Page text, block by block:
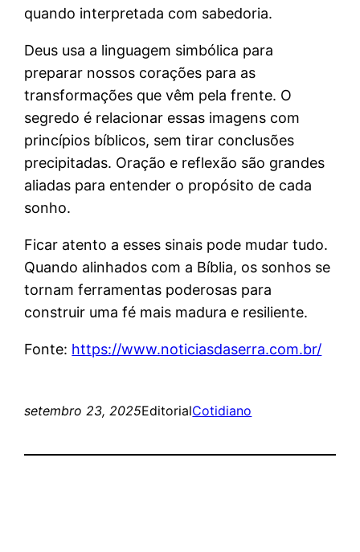
quando interpretada com sabedoria.
Deus usa a linguagem simbólica para
preparar nossos corações para as
transformações que vêm pela frente. O
segredo é relacionar essas imagens com
princípios bíblicos, sem tirar conclusões
precipitadas. Oração e reflexão são grandes
aliadas para entender o propósito de cada
sonho.
Ficar atento a esses sinais pode mudar tudo.
Quando alinhados com a Bíblia, os sonhos se
tornam ferramentas poderosas para
construir uma fé mais madura e resiliente.
Fonte: https://www.noticiasdaserra.com.br/
setembro 23, 2025EditorialCotidiano